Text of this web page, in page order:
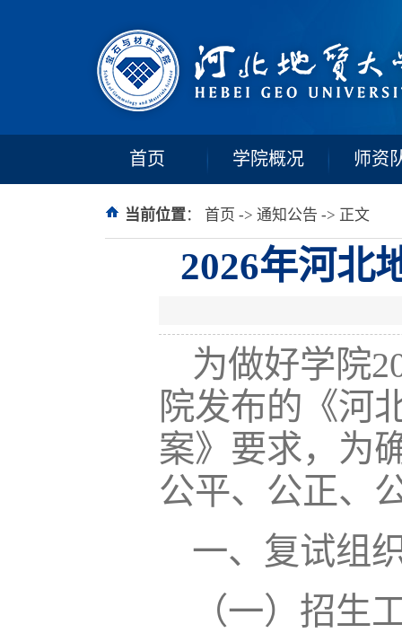
首页 学院概况 师资
当前位置： 首页 -> 通知公告 -> 正文
2026年河北
为做好学院
院发布的《河
案》要求，为
公平、公正、
一、复试组
（一）招生